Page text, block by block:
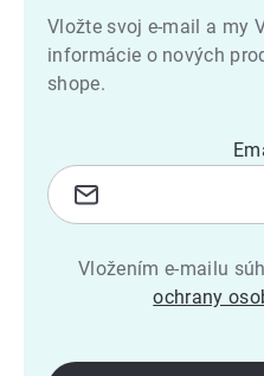
Vložte svoj e-mail a my
informácie o nových
shope.
Vložením e-mailu
ochrany